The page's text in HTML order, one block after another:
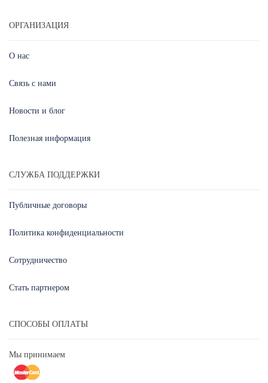
ОРГАНИЗАЦИЯ
О нас
Связь с нами
Новости и блог
Полезная информация
СЛУЖБА ПОДДЕРЖКИ
Публичные договоры
Политика конфиденциальности
Сотрудничество
Стать партнером
СПОСОБЫ ОПЛАТЫ
Мы принимаем